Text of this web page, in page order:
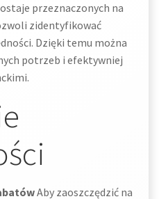
przeznaczonych na
zidentyfikować
Dzięki temu można
potrzeb i efektywniej
Aby zaoszczędzić na